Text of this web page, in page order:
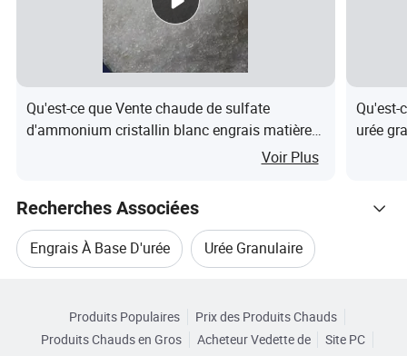
Apparence
Granule
Couleur
blanc/jaune/bleu/vert
force pionnière dans le secteur du commerce chimique,
excelons dans la fourniture de produits chimiques de
qualité industrielle, agricole et alimentaire. Notre équipe
l'excellence de chaque produit, soutenue par nos
certifications ISO 9001, 14001 et 45001 et les marques ce,
Qu'est-ce que Vente chaude de sulfate
d'ammonium cristallin blanc engrais matière
Voir Plus
Qu'est-
urée
Recherches Associées
Engrais À Base D'urée Urée Granulaire
Fertilisant Phosphate D'urée Urée Chimique
Produits Populaires
Prix des Produits Chauds
Produits Chauds en Gros
Acheteur Vedette de
Site PC